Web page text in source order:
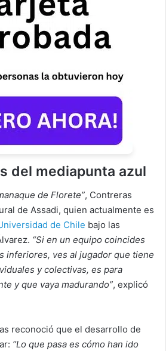
del mediapunta azul
de Florete”, Contreras
de Assadi, quien actualmente es
de Chile bajo las
“Si en un equipo coincides
inferiores, ves al jugador que tiene
y colectivas, es para
y que vaya madurando”, explicó
reconoció que el desarrollo de
“Lo que pasa es cómo han ido